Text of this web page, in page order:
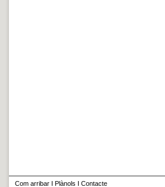
Com arribar I Plànols I Contacte